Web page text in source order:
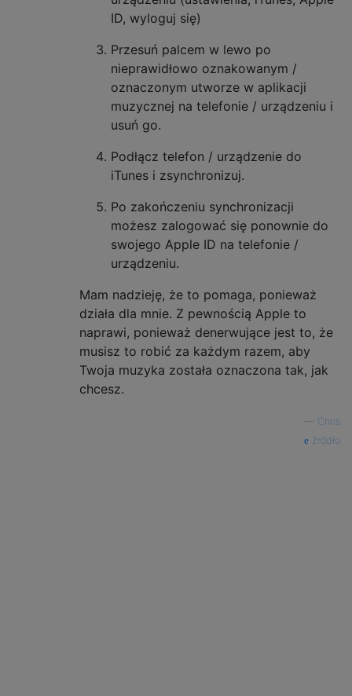
ID, wyloguj się)
Przesuń palcem w lewo po
nieprawidłowo oznakowanym /
oznaczonym utworze w aplikacji
muzycznej na telefonie / urządzeniu i
usuń go.
Podłącz telefon / urządzenie do
iTunes i zsynchronizuj.
Po zakończeniu synchronizacji
możesz zalogować się ponownie do
swojego Apple ID na telefonie /
urządzeniu.
Mam nadzieję, że to pomaga, ponieważ
działa dla mnie. Z pewnością Apple to
naprawi, ponieważ denerwujące jest to, że
musisz to robić za każdym razem, aby
Twoja muzyka została oznaczona tak, jak
chcesz.
Chris
źródło